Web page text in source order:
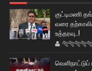
குட்டிமணி
வரை
உத்தரவு..!